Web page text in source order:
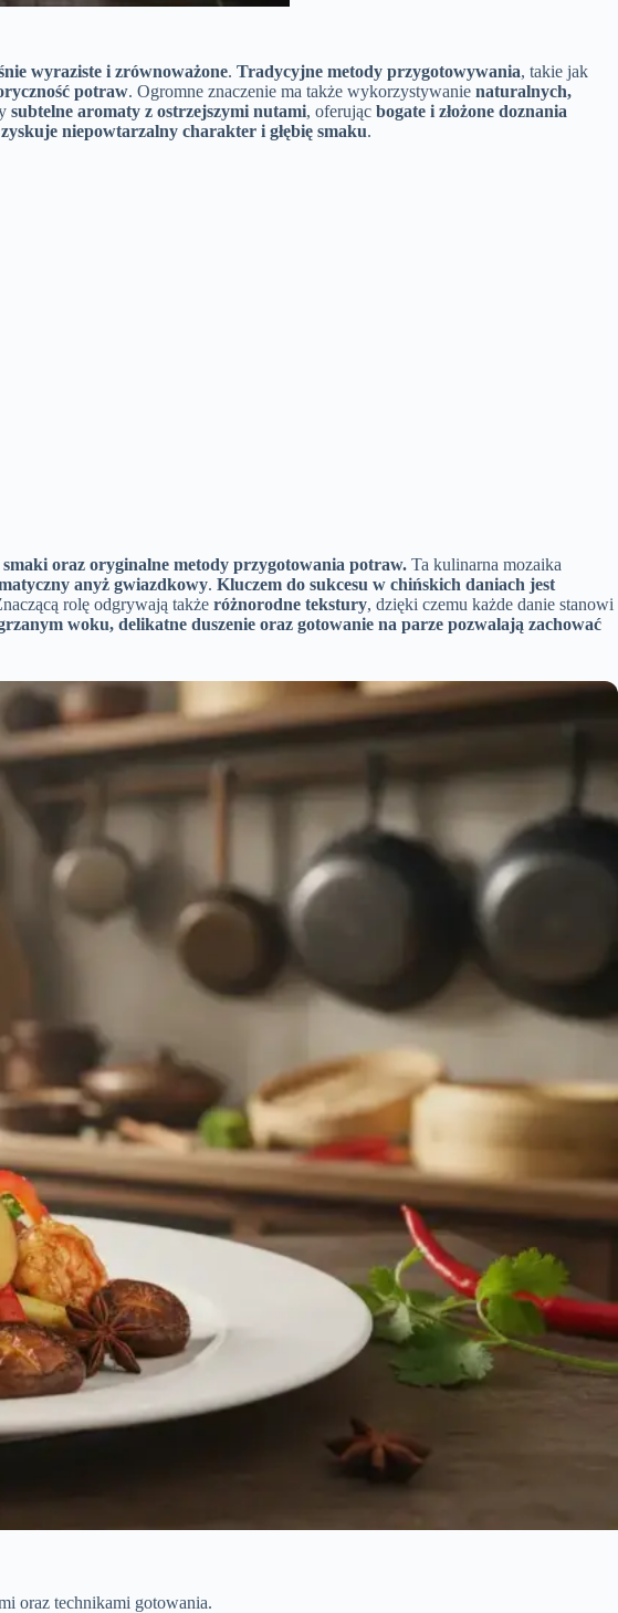
wyraziste i zrównoważone. Tradycyjne metody przygotowywania, takie jak
potraw. Ogromne znaczenie ma także wykorzystywanie naturalnych,
subtelne aromaty z ostrzejszymi nutami, oferując bogate i złożone doznania
niepowtarzalny charakter i głębię smaku.
oraz oryginalne metody przygotowania potraw. Ta kulinarna mozaika
anyż gwiazdkowy. Kluczem do sukcesu w chińskich daniach jest
rolę odgrywają także różnorodne tekstury, dzięki czemu każde danie stanowi
woku, delikatne duszenie oraz gotowanie na parze pozwalają zachować
oraz technikami gotowania.